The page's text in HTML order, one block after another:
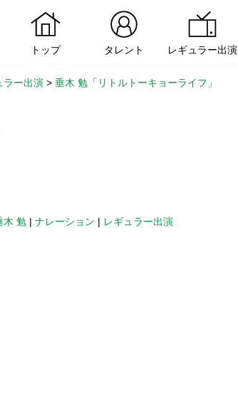
トップ タレント レギュラー出演
ラー出演 > 垂木 勉「リトルトーキョーライフ」
木 勉 | ナレーション | レギュラー出演